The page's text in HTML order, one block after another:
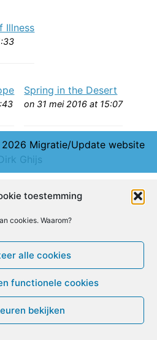
toestemming
cookies. Waarom?
alle cookies
functionele cookies
bekijken
Illness
Spring in the Desert
on 31 mei 2016 at 15:07
Migratie/Update website
Ghijs